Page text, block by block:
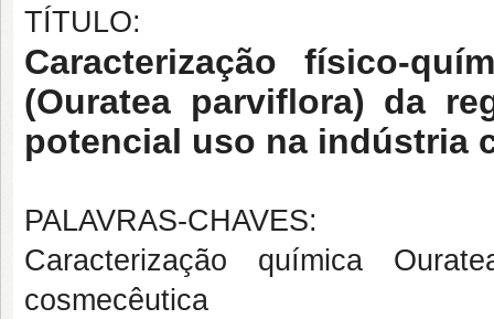
TÍTULO:
Caracterização físico-
(Ouratea parviflora) da
potencial uso na indústria
PALAVRAS-CHAVES:
Caracterização química
cosmecêutica